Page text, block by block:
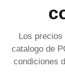
Los precios
catalogo de
condiciones